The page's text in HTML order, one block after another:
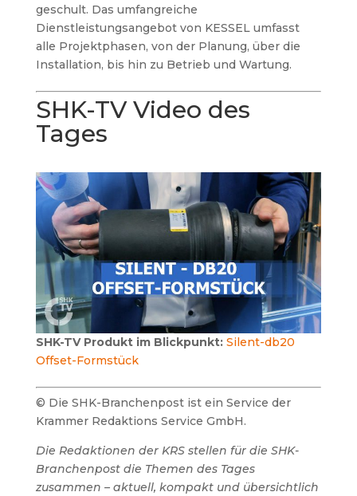
geschult. Das umfangreiche
Dienstleistungsangebot von KESSEL umfasst
alle Projektphasen, von der Planung, über die
Installation, bis hin zu Betrieb und Wartung.
SHK-TV Video des
Tages
SHK-TV Produkt im Blickpunkt: Silent-db20
Offset-Formstück
© Die SHK-Branchenpost ist ein Service der
Krammer Redaktions Service GmbH.
Die Redaktionen der KRS stellen für die SHK-
Branchenpost die Themen des Tages
zusammen – aktuell, kompakt und übersichtlich